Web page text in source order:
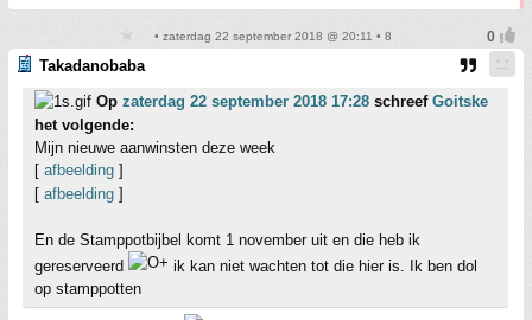
• zaterdag 22 september 2018 @ 20:11 • 8
Takadanobaba
Op zaterdag 22 september 2018 17:28 schreef Goitske
het volgende:
Mijn nieuwe aanwinsten deze week
[ afbeelding ]
[ afbeelding ]
En de Stamppotbijbel komt 1 november uit en die heb ik
gereserveerd
ik kan niet wachten tot die hier is. Ik ben dol
op stamppotten